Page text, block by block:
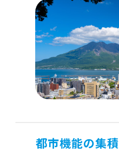
都市機能の集積